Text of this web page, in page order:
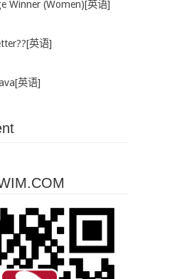
Winner (Women)[英语]
英语]
英语]